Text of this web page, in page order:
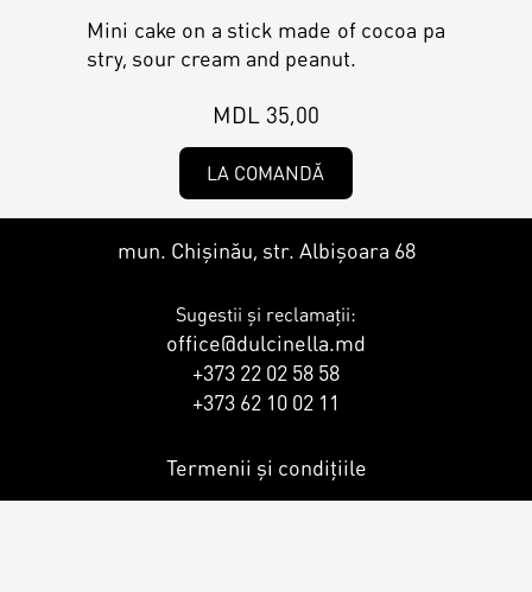
Personalized Desserts
Kalach
Cake
Dessert
Croissants & muffins
Cookies
Contacts
Mini cake on a stick made of cocoa pa
stry, sour cream and peanut.
MDL 35,00
LA COMANDĂ
mun. Chișinău, str. Albișoara 68
Sugestii și reclamații:
office@dulcinella.md
+373 22 02 58 58
+373 62 10 02 11
Termenii și condițiile